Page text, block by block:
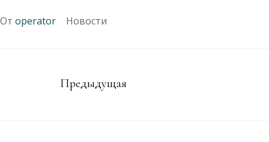
От operator Новости
Предыдущая